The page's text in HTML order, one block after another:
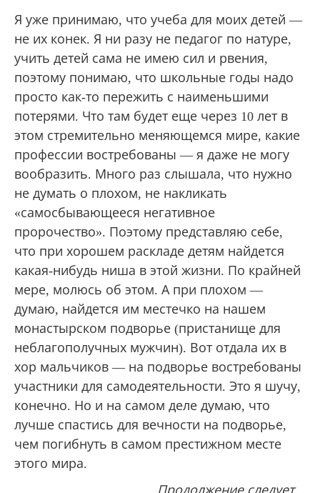
Я уже принимаю, что учеба для моих детей —
не их конек. Я ни разу не педагог по натуре,
учить детей сама не имею сил и рвения,
поэтому понимаю, что школьные годы надо
просто как-то пережить с наименьшими
потерями. Что там будет еще через 10 лет в
этом стремительно меняющемся мире, какие
профессии востребованы — я даже не могу
вообразить. Много раз слышала, что нужно
не думать о плохом, не накликать
«самосбывающееся негативное
пророчество». Поэтому представляю себе,
что при хорошем раскладе детям найдется
какая-нибудь ниша в этой жизни. По крайней
мере, молюсь об этом. А при плохом —
думаю, найдется им местечко на нашем
монастырском подворье (пристанище для
неблагополучных мужчин). Вот отдала их в
хор мальчиков — на подворье востребованы
участники для самодеятельности. Это я шучу,
конечно. Но и на самом деле думаю, что
лучше спастись для вечности на подворье,
чем погибнуть в самом престижном месте
этого мира.
Продолжение следует…